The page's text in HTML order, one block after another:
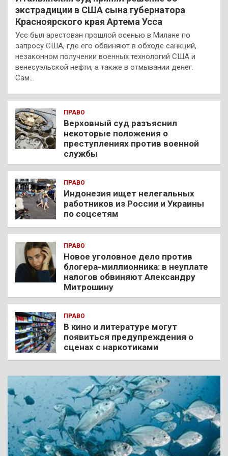
экстрадиции в США сына губернатора
Красноярского края Артема Усса
Усс был арестован прошлой осенью в Милане по
запросу США, где его обвиняют в обходе санкций,
незаконном получении военных технологий США и
венесуэльской нефти, а также в отмывании денег.
Сам…
ПРАВО
Верховный суд разъяснил
некоторые положения о
преступлениях против военной
службы
ПРАВО
Индонезия ищет нелегальных
работников из России и Украины
по соцсетям
ПРАВО
Новое уголовное дело против
блогера-миллионника: в неуплате
налогов обвиняют Александру
Митрошину
ПРАВО
В кино и литературе могут
появиться предупреждения о
сценах с наркотиками